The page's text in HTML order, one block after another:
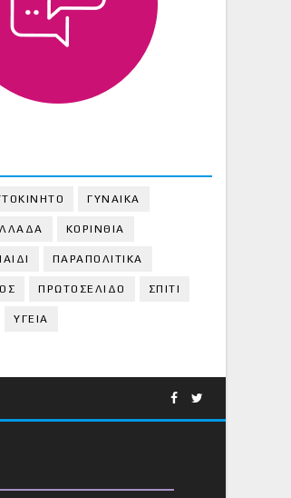
ΓΥΝΑΙΚΑ
ΚΟΡΙΝΘΙΑ
ΠΑΡΑΠΟΛΙΤΙΚΑ
ΠΡΩΤΟΣΕΛΙΔΟ ΣΠΙΤΙ
ΥΓΕΙΑ